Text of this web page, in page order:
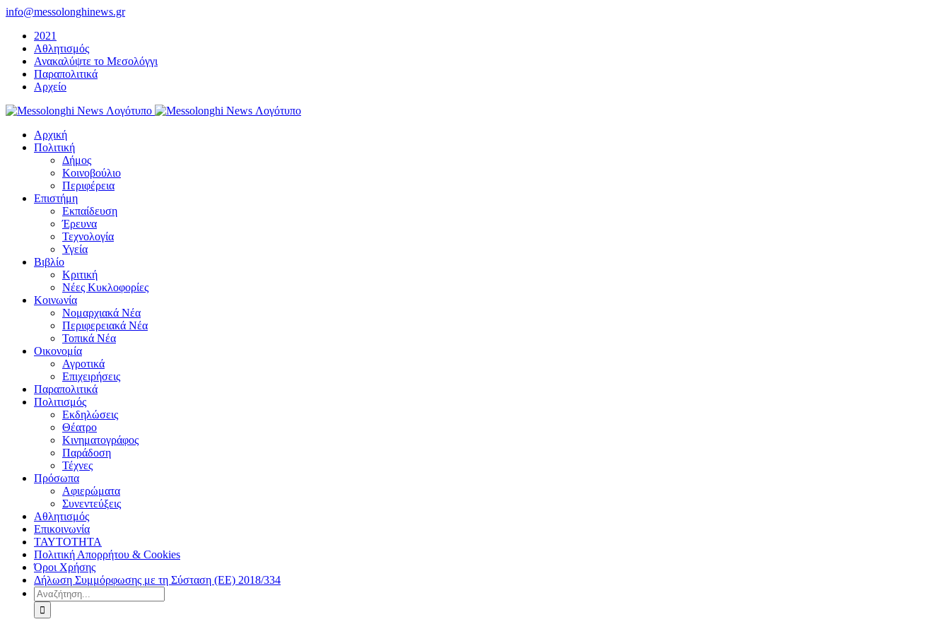
Μετάβαση
περιεχόμενο
info@messolonghinews.gr
2021
Αθλητισμός
Ανακαλύψτε το Μεσολόγγι
Παραπολιτικά
Αρχείο
Αρχική
Πολιτική
Δήμος
Κοινοβούλιο
Περιφέρεια
Επιστήμη
Εκπαίδευση
Έρευνα
Τεχνολογία
Υγεία
Βιβλίο
Κριτική
Νέες Κυκλοφορίες
Κοινωνία
Νομαρχιακά Νέα
Περιφερειακά Νέα
Τοπικά Νέα
Οικονομία
Αγροτικά
Επιχειρήσεις
Παραπολιτικά
Πολιτισμός
Εκδηλώσεις
Θέατρο
Κινηματογράφος
Παράδοση
Τέχνες
Πρόσωπα
Αφιερώματα
Συνεντεύξεις
Αθλητισμός
Επικοινωνία
ΤΑΥΤΟΤΗΤΑ
Πολιτική Απορρήτου & Cookies
Όροι Χρήσης
Δήλωση Συμμόρφωσης με τη Σύσταση (ΕΕ) 2018/334
Αναζήτηση
για: